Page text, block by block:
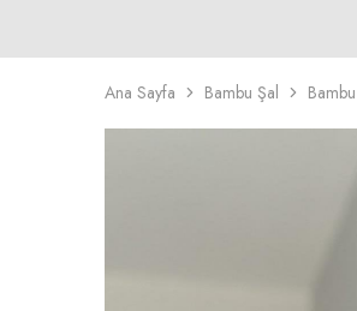
Ana Sayfa Bambu Şal